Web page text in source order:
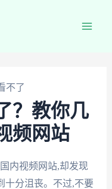
不了
？教你几
频网站
内视频网站,却发现
十分沮丧。不过,不要